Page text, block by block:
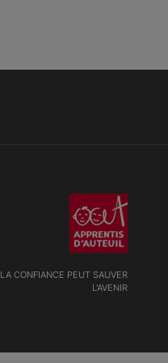
LA CONFIANCE PEUT SAUVER
L'AVENIR